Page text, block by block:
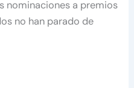
nominaciones a premios
no han parado de